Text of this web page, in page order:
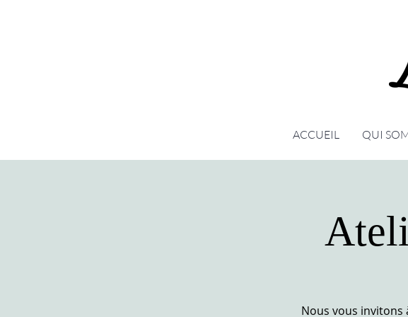
ACCUEIL QUI
Nous vous invitons